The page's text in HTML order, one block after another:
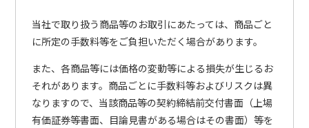
当社で取り扱う商品等のお取引にあたっては、商品ごと
に所定の手数料等をご負担いただく場合があります。
また、各商品等には価格の変動等による損失が生じるお
それがあります。商品ごとに手数料等およびリスクは異
なりますので、当該商品等の契約締結前交付書面（上場
有価証券等書面、目論見書がある場合はその書面）等を